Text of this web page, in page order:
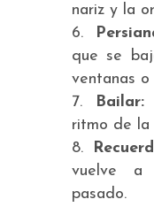
nariz y la
que se
ventanas o
Bailar:
ritmo de la
vuelve
pasado.